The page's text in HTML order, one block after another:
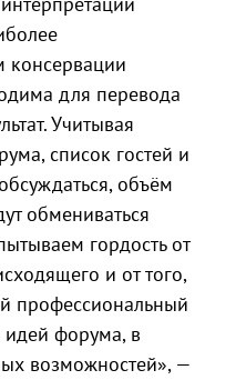
консервации
для перевода
Учитывая
список гостей и
объём
обмениваться
гордость от
и от того,
профессиональный
идей форума, в
возможностей», —